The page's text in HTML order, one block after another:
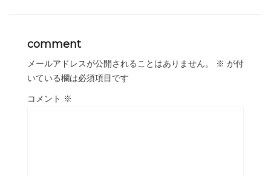
comment
メールアドレスが公開されることはありません。 ※ が付
いている欄は必須項目です
コメント ※